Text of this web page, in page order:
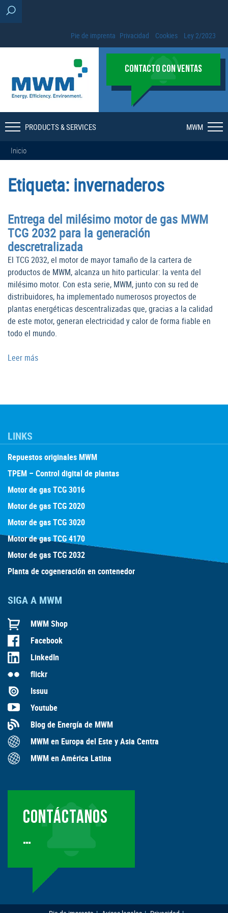
Pie de imprenta Privacidad Cookies Ley 2/2023
CONTACTO CON VENTAS
PRODUCTS & SERVICES MWM
Inicio
Etiqueta: invernaderos
Entrega del milésimo motor de gas MWM
TCG 2032 para la generación
descretralizada
El TCG 2032, el motor de mayor tamaño de la cartera de
productos de MWM, alcanza un hito particular: la venta del
milésimo motor. Con esta serie, MWM, junto con su red de
distribuidores, ha implementado numerosos proyectos de
plantas energéticas descentralizadas que, gracias a la calidad
de este motor, generan electricidad y calor de forma fiable en
todo el mundo.
Leer más
LINKS
Repuestos originales MWM
TPEM – Control digital de plantas
Motor de gas TCG 3016
Motor de gas TCG 2020
Motor de gas TCG 3020
Motor de gas TCG 4170
Motor de gas TCG 2032
Planta de cogeneración en contenedor
SIGA A MWM
MWM Shop
Facebook
LinkedIn
flickr
Issuu
Youtube
Blog de Energía de MWM
MWM en Europa del Este y Asia Centra
MWM en América Latina
CONTÁCTANOS
…